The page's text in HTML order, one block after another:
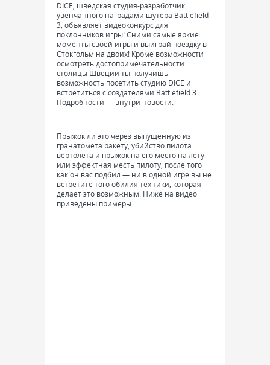
DICE, шведская студия-разработчик
увенчанного наградами шутера Battlefield
3, объявляет видеоконкурс для
поклонников игры! Сними самые яркие
моменты своей игры и выиграй поездку в
Стокгольм на двоих! Кроме возможности
осмотреть достопримечательности
столицы Швеции ты получишь
возможность посетить студию DICE и
встретиться с создателями Battlefield 3.
Подробности — внутри новости.
Прыжок ли это через выпущенную из
гранатомета ракету, убийство пилота
вертолета и прыжок на его место на лету
или эффектная месть пилоту, после того
как он вас подбил — ни в одной игре вы не
встретите того обилия техники, которая
делает это возможным. Ниже на видео
приведены примеры.